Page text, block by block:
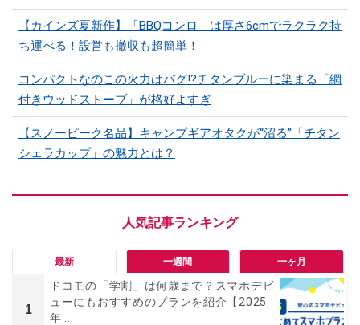
【カインズ夏新作】「BBQコンロ」は厚さ6cmでラクラク持
ち運べる！設営も撤収も超簡単！
コンパクトなのこの火力はバグ⁉チタンブルーに染まる「網
付きウッドストーブ」が格好よすぎ
【スノーピーク名品】キャンプギアオタクが“沼る”「チタン
シェラカップ」の魅力とは？
最新 一週間 一ヶ月
1
ドコモの「学割」は何歳まで？スマホデビ
ューにもおすすめのプランを紹介【2025
年...